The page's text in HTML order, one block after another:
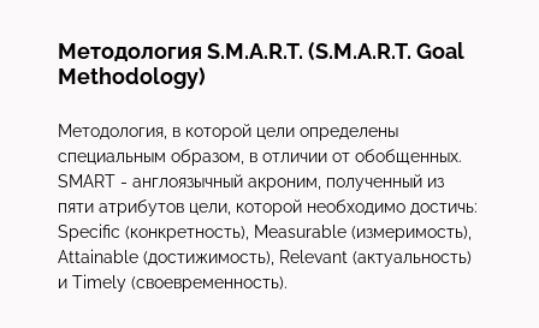
Методология S.M.A.R.T. (S.M.A.R.T. Goal
Methodology)
Методология, в которой цели определены
специальным образом, в отличии от обобщенных.
SMART - англоязычный акроним, полученный из
пяти атрибутов цели, которой необходимо достичь:
Specific (конкретность), Measurable (измеримость),
Attainable (достижимость), Relevant (актуальность)
и Timely (своевременность).